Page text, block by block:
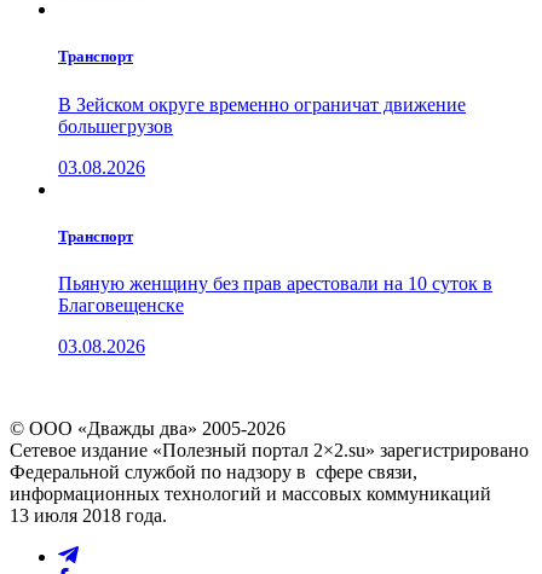
Транспорт
В Зейском округе временно ограничат движение
большегрузов
03.08.2026
Транспорт
Пьяную женщину без прав арестовали на 10 суток в
Благовещенске
03.08.2026
© ООО «Дважды два» 2005-2026
Сетевое издание «Полезный портал 2×2.su» зарегистрировано
Федеральной службой по надзору в сфере связи,
информационных технологий и массовых коммуникаций
13 июля 2018 года.